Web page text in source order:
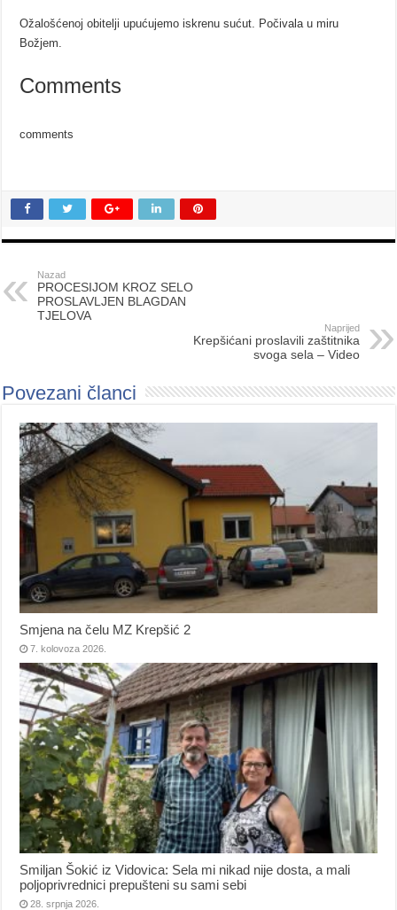
Ožalošćenoj obitelji upućujemo iskrenu sućut. Počivala u miru
Božjem.
Comments
comments
Nazad
PROCESIJOM KROZ SELO
PROSLAVLJEN BLAGDAN
TJELOVA
Naprijed
Krepšićani proslavili zaštitnika
svoga sela – Video
Povezani članci
Smjena na čelu MZ Krepšić 2
7. kolovoza 2026.
Smiljan Šokić iz Vidovica: Sela mi nikad nije dosta, a mali
poljoprivrednici prepušteni su sami sebi
28. srpnja 2026.